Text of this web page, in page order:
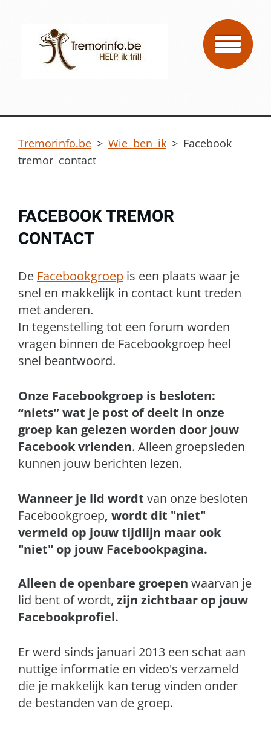
Tremorinfo.be > Wie ben ik > Facebook
tremor contact
FACEBOOK TREMOR
CONTACT
De Facebookgroep is een plaats waar je
snel en makkelijk in contact kunt treden
met anderen.
In tegenstelling tot een forum worden
vragen binnen de Facebookgroep heel
snel beantwoord.
Onze Facebookgroep is besloten:
“niets” wat je post of deelt in onze
groep kan gelezen worden door jouw
Facebook vrienden. Alleen groepsleden
kunnen jouw berichten lezen.
Wanneer je lid wordt van onze besloten
Facebookgroep, wordt dit "niet"
vermeld op jouw tijdlijn maar ook
"niet" op jouw Facebookpagina.
Alleen de openbare groepen waarvan je
lid bent of wordt, zijn zichtbaar op jouw
Facebookprofiel.
Er werd sinds januari 2013 een schat aan
nuttige informatie en video's verzameld
die je makkelijk kan terug vinden onder
de bestanden van de groep.